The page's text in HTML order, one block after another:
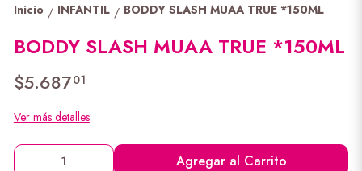
Inicio / INFANTIL / BODDY SLASH MUAA TRUE *150ML
BODDY SLASH MUAA TRUE *150ML
$5.68701
Ver más detalles
Agregar al Carrito